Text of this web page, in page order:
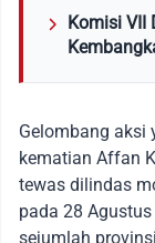
Komisi VII
Gelombang aksi
kematian Affan
tewas dilindas
pada 28
sejumlah